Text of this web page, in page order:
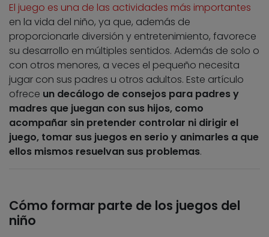
El juego es una de las actividades más importantes
en la vida del niño, ya que, además de
proporcionarle diversión y entretenimiento, favorece
su desarrollo en múltiples sentidos. Además de solo o
con otros menores, a veces el pequeño necesita
jugar con sus padres u otros adultos. Este artículo
ofrece un decálogo de consejos para padres y
madres que juegan con sus hijos, como
acompañar sin pretender controlar ni dirigir el
juego, tomar sus juegos en serio y animarles a que
ellos mismos resuelvan sus problemas.
Cómo formar parte de los juegos del
niño